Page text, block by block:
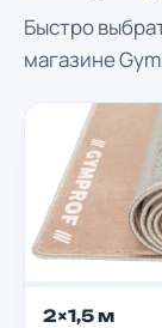
Быстро
магазине
2×1,5 м